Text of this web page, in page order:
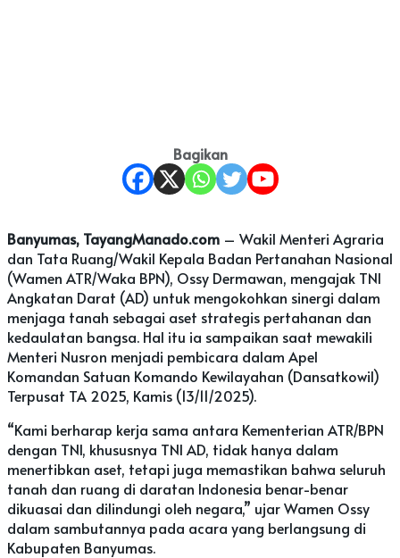
Bagikan
Banyumas, TayangManado.com – Wakil Menteri Agraria
dan Tata Ruang/Wakil Kepala Badan Pertanahan Nasional
(Wamen ATR/Waka BPN), Ossy Dermawan, mengajak TNI
Angkatan Darat (AD) untuk mengokohkan sinergi dalam
menjaga tanah sebagai aset strategis pertahanan dan
kedaulatan bangsa. Hal itu ia sampaikan saat mewakili
Menteri Nusron menjadi pembicara dalam Apel
Komandan Satuan Komando Kewilayahan (Dansatkowil)
Terpusat TA 2025, Kamis (13/11/2025).
“Kami berharap kerja sama antara Kementerian ATR/BPN
dengan TNI, khususnya TNI AD, tidak hanya dalam
menertibkan aset, tetapi juga memastikan bahwa seluruh
tanah dan ruang di daratan Indonesia benar-benar
dikuasai dan dilindungi oleh negara,” ujar Wamen Ossy
dalam sambutannya pada acara yang berlangsung di
Kabupaten Banyumas.